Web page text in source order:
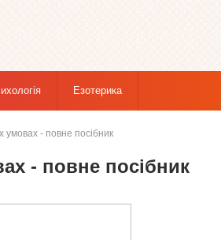
Езотерика
умовах - повне посібник
- повне посібник